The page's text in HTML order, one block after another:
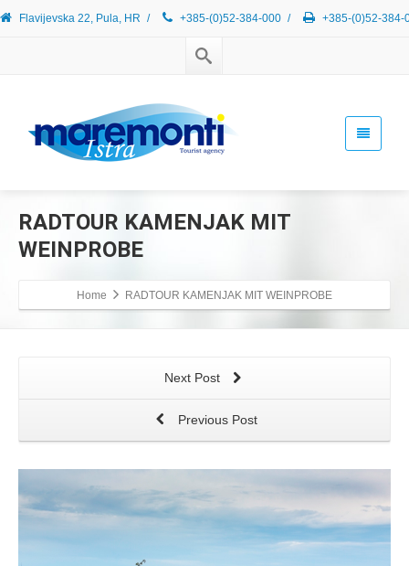
Flavijevska 22, Pula, HR / +385-(0)52-384-000 / +385-(0)52-
RADTOUR KAMENJAK MIT
WEINPROBE
Home RADTOUR KAMENJAK MIT WEINPROBE
Next Post
Previous Post